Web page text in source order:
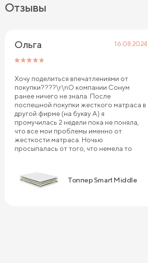
Отзывы
Ольга 16.08.2024
Хочу поделиться впечатлениями от
покупки????\r\nО компании Сонум
ранее ничего не знала. После
поспешной покупки жесткого матраса в
другой фирме (на букву А) я
промучилась 2 недели пока не поняла,
что все мои проблемы именно от
жесткости матраса. Ночью
просыпалась от того, что немела то
а всю ночь огород вспахивала. Фирма
\"А\" отказала мне в замене матраса и
Топпер Smart Middle